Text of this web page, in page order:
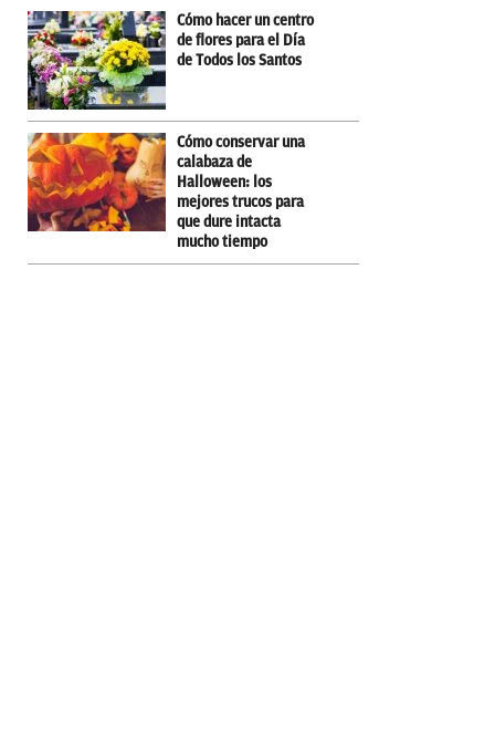
Cómo hacer un centro
de flores para el Día
de Todos los Santos
Cómo conservar una
calabaza de
Halloween: los
mejores trucos para
que dure intacta
mucho tiempo